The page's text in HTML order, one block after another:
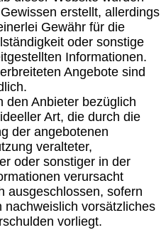
erstellt, allerdings
Gewähr für die
oder sonstige
Informationen.
Angebote sind
den Anbieter bezüglich
Art, die durch die
der angebotenen
veralteter,
oder sonstiger in der
verursacht
ausgeschlossen, sofern
nachweislich vorsätzliches
vorliegt.